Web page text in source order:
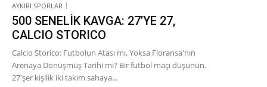
AYKIRI SPORLAR
500 SENELİK KAVGA: 27’YE 27,
CALCIO STORICO
Calcio Storico: Futbolun Atası mı, Yoksa Floransa'nın
Arenaya Dönüşmüş Tarihi mi? Bir futbol maçı düşünün.
27'şer kişilik iki takım sahaya...